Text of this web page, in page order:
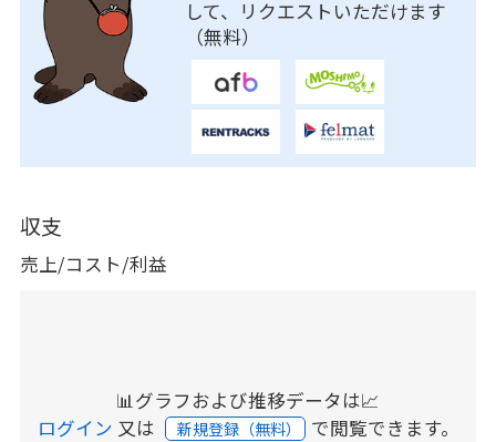
して、リクエストいただけます
（無料）
収支
売上/コスト/利益
📊グラフおよび推移データは📈
ログイン 又は 新規登録（無料） で閲覧できます。